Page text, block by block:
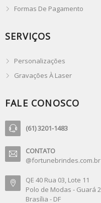
Formas De Pagamento
SERVIÇOS
Personalizações
Gravações À Laser
FALE CONOSCO
(61) 3201-1483
CONTATO
@fortunebrindes.com.br
QE 40 Rua 03, Lote 11
Polo de Modas - Guará 2
Brasília - DF